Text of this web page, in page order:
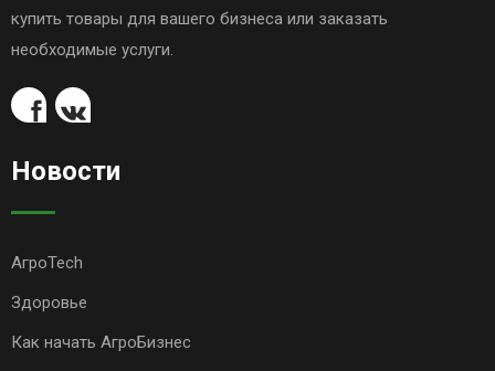
купить товары для вашего бизнеса или заказать
необходимые услуги.
Новости
АгроTech
Здоровье
Как начать АгроБизнес